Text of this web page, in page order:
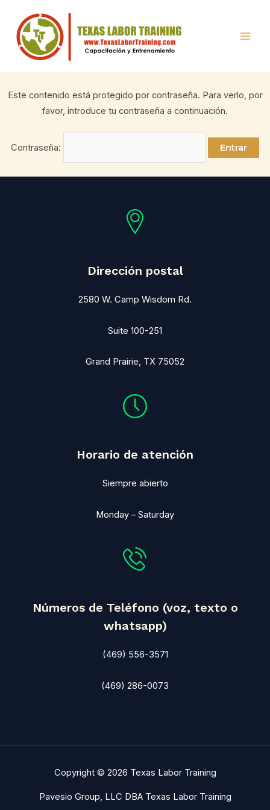
contenido
Este contenido está protegido por contraseña. Para verlo, por
favor, introduce tu contraseña a continuación.
Contraseña:
Dirección postal
2580 W. Camp Wisdom Rd.
Suite 100-251
Grand Prairie, TX 75052
Horario de atención
Siempre abierto
Monday – Saturday
Números de Teléfono (voz, texto o
whatsapp)
(469) 556-3571
(469) 286-0073
Copyright © 2026 Texas Labor Training
Pavesio Group, LLC DBA Texas Labor Training